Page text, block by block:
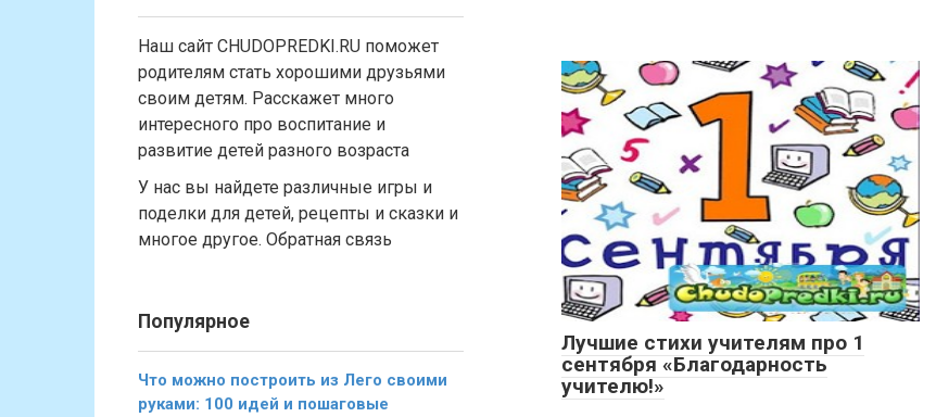
Лучшие стихи учителям про 1
сентября «Благодарность
учителю!»
Наш сайт CHUDOPREDKI.RU поможет
родителям стать хорошими друзьями
своим детям. Расскажет много
интересного про воспитание и
развитие детей разного возраста
У нас вы найдете различные игры и
поделки для детей, рецепты и сказки и
многое другое. Обратная связь
Популярное
Что можно построить из Лего своими
руками: 100 идей и пошаговые